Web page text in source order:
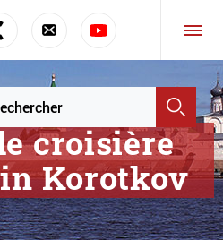
croisière
Korotkov